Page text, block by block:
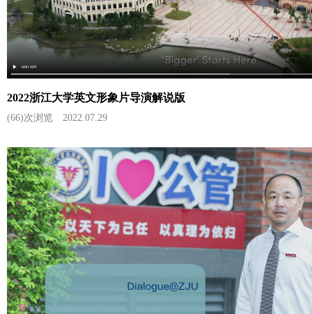
2022浙江大学英文形象片导演解说版
(66)次浏览 2022.07.29